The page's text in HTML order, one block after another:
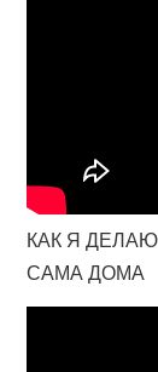
КАК Я
САМА ДОМА